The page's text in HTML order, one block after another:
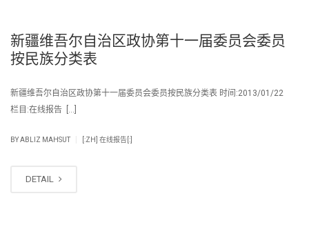
新疆维吾尔自治区政协第十一届委员会委员
按民族分类表
新疆维吾尔自治区政协第十一届委员会委员按民族分类表 时间:2013/01/22
栏目:在线报告 […]
BYABLIZ MAHSUT [:ZH] 在线报告[:]
DETAIL